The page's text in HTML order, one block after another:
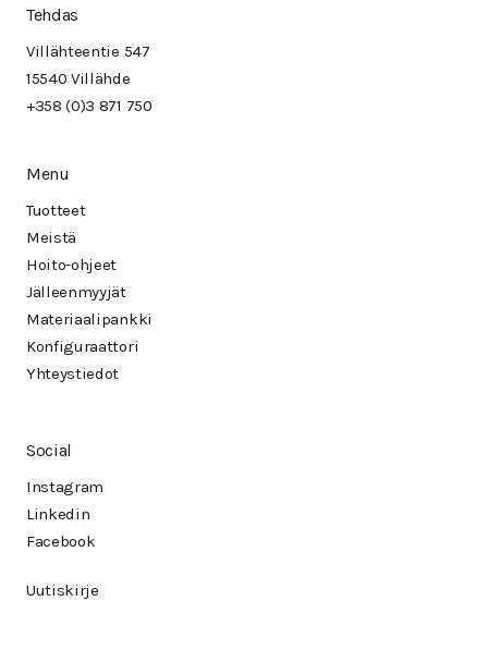
Tehdas
Villähteentie 547
15540 Villähde
+358 (0)3 871 750
Menu
Tuotteet
Meistä
Hoito-ohjeet
Jälleenmyyjät
Materiaalipankki
Konfiguraattori
Yhteystiedot
Social
Instagram
Linkedin
Facebook
Uutiskirje